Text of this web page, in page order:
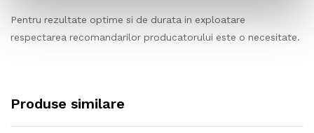
Pentru rezultate optime si de durata in exploatare
respectarea recomandarilor producatorului este o necesitate.
Produse similare